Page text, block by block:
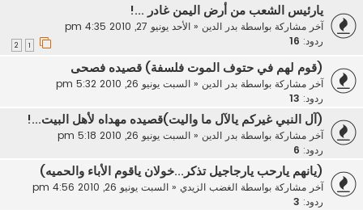
يارئيس الشعب من أرض اليمن غادر ...!
آخر مشاركة بواسطة بدر الدين« الأحد يونيو 27, 2010 4:35 pm
ردود: 16
(قوم لهم في حتوف الموت فلسفة) قصيده فصحى
آخر مشاركة بواسطة بدر الدين« السبت يونيو 26, 2010 5:32 pm
ردود: 13
(آل النبي غيركم يالآل ما واليت)قصيده مهداه لأهل البيت...!
آخر مشاركة بواسطة بدر الدين« السبت يونيو 26, 2010 5:18 pm
ردود: 6
(يانهم يارحب يارجاجيل تذكر...خولان ياقوم الأباء والحميه)
آخر مشاركة بواسطة الغضب الزيدي« السبت يونيو 26, 2010 4:56 pm
ردود: 3